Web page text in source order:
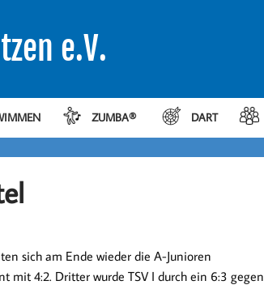
e.V.
ZUMBA® DART
sich am Ende wieder die A-Junioren
mit 4:2. Dritter wurde TSV I durch ein 6:3 gegen